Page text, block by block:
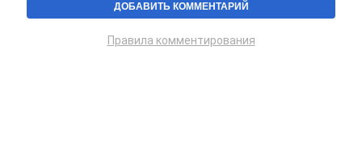
Правила комментирования